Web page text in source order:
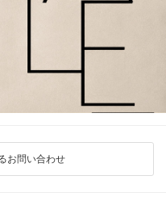
お問い合わせ